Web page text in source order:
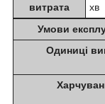
витрата
хв
Умови
Одиниці